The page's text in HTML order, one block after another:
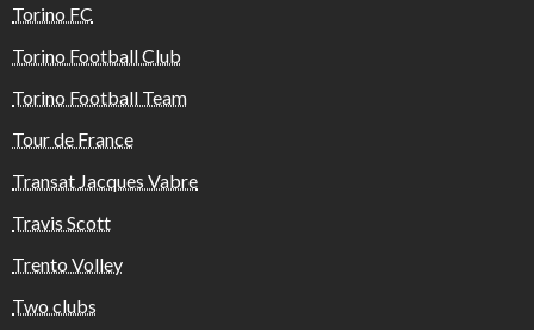
Torino FC
Torino Football Club
Torino Football Team
Tour de France
Transat Jacques Vabre
Travis Scott
Trento Volley
Two clubs